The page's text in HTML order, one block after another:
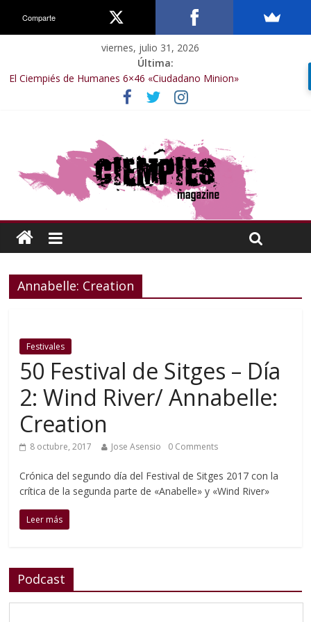
viernes, julio 31, 2026
Última:
El Ciempiés de Humanes 6×46 «Ciudadano Minion»
El Ciempiés de Humanes 6×50 «Spiderman, Castigador, Hulk y el
final de la sexta temporada»
El Ciempiés de Humanes 6×48 «El Síndrome de Odiseo»
El Ciempiés de Humanes 6×47 «De nada por nada»
Annabelle: Creation
Festivales
50 Festival de Sitges – Día
2: Wind River/ Annabelle:
Creation
8 octubre, 2017 Jose Asensio 0 Comments
Crónica del segundo día del Festival de Sitges 2017 con la
crítica de la segunda parte de «Anabelle» y «Wind River»
Leer más
Podcast
Comparte